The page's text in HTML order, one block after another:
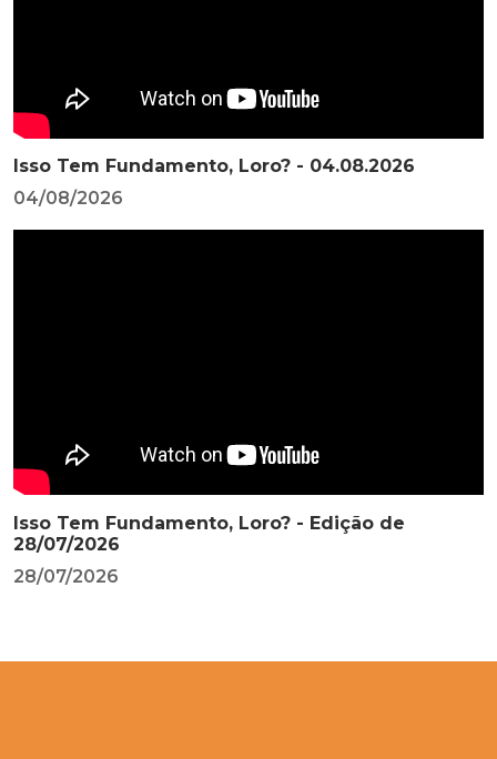
Isso Tem Fundamento, Loro? - 04.08.2026
04/08/2026
Isso Tem Fundamento, Loro? - Edição de
28/07/2026
28/07/2026